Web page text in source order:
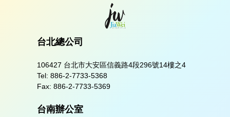
台北總公司
106427 台北市大安區信義路4段296號14樓之4
Tel: 886-2-7733-5368
Fax: 886-2-7733-5369
台南辦公室